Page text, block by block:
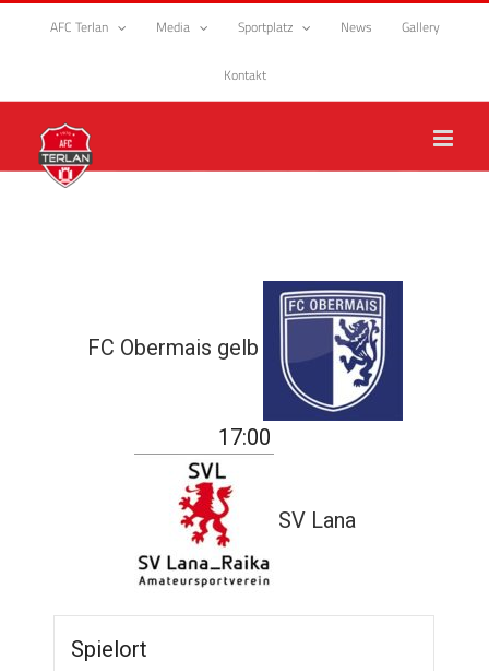
Zum
AFC Terlan Media Sportplatz News Gallery
Kontakt
FC Obermais gelb
17:00
SV Lana
Spielort